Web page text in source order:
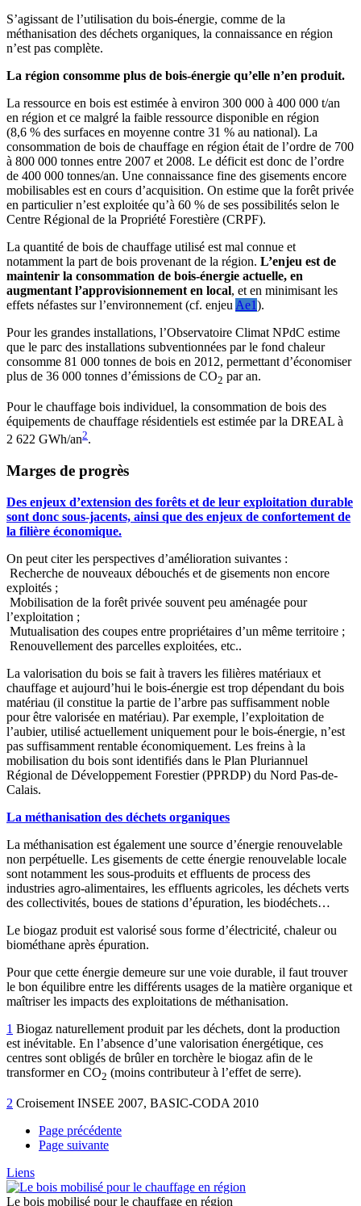
S’agissant de l’utilisation du bois-énergie, comme de la
méthanisation des déchets organiques, la connaissance en région
n’est pas complète.
La région consomme plus de bois-énergie qu’elle n’en produit.
La ressource en bois est estimée à environ 300 000 à 400 000 t/an
en région et ce malgré la faible ressource disponible en région
(8,6 % des surfaces en moyenne contre 31 % au national). La
consommation de bois de chauffage en région était de l’ordre de 700
à 800 000 tonnes entre 2007 et 2008. Le déficit est donc de l’ordre
de 400 000 tonnes/an. Une connaissance fine des gisements encore
mobilisables est en cours d’acquisition. On estime que la forêt privée
en particulier n’est exploitée qu’à 60 % de ses possibilités selon le
Centre Régional de la Propriété Forestière (CRPF).
La quantité de bois de chauffage utilisé est mal connue et
notamment la part de bois provenant de la région. L’enjeu est de
maintenir la consommation de bois-énergie actuelle, en
augmentant l’approvisionnement en local, et en minimisant les
effets néfastes sur l’environnement (cf. enjeu Ae1).
Pour les grandes installations, l’Observatoire Climat NPdC estime
que le parc des installations subventionnées par le fond chaleur
consomme 81 000 tonnes de bois en 2012, permettant d’économiser
plus de 36 000 tonnes d’émissions de CO2 par an.
Pour le chauffage bois individuel, la consommation de bois des
équipements de chauffage résidentiels est estimée par la DREAL à
2 622 GWh/an2.
Marges de progrès
Des enjeux d’extension des forêts et de leur exploitation durable
sont donc sous-jacents, ainsi que des enjeux de confortement de
la filière économique.
On peut citer les perspectives d’amélioration suivantes :
Recherche de nouveaux débouchés et de gisements non encore
exploités ;
Mobilisation de la forêt privée souvent peu aménagée pour
l’exploitation ;
Mutualisation des coupes entre propriétaires d’un même territoire ;
Renouvellement des parcelles exploitées, etc..
La valorisation du bois se fait à travers les filières matériaux et
chauffage et aujourd’hui le bois-énergie est trop dépendant du bois
matériau (il constitue la partie de l’arbre pas suffisamment noble
pour être valorisée en matériau). Par exemple, l’exploitation de
l’aubier, utilisé actuellement uniquement pour le bois-énergie, n’est
pas suffisamment rentable économiquement. Les freins à la
mobilisation du bois sont identifiés dans le Plan Pluriannuel
Régional de Développement Forestier (PPRDP) du Nord Pas-de-
Calais.
La méthanisation des déchets organiques
La méthanisation est également une source d’énergie renouvelable
non perpétuelle. Les gisements de cette énergie renouvelable locale
sont notamment les sous-produits et effluents de process des
industries agro-alimentaires, les effluents agricoles, les déchets verts
des collectivités, boues de stations d’épuration, les biodéchets…
Le biogaz produit est valorisé sous forme d’électricité, chaleur ou
biométhane après épuration.
Pour que cette énergie demeure sur une voie durable, il faut trouver
le bon équilibre entre les différents usages de la matière organique et
maîtriser les impacts des exploitations de méthanisation.
1 Biogaz naturellement produit par les déchets, dont la production
est inévitable. En l’absence d’une valorisation énergétique, ces
centres sont obligés de brûler en torchère le biogaz afin de le
transformer en CO2 (moins contributeur à l’effet de serre).
2 Croisement INSEE 2007, BASIC-CODA 2010
Page précédente
Page suivante
Liens
Le bois mobilisé pour le chauffage en région